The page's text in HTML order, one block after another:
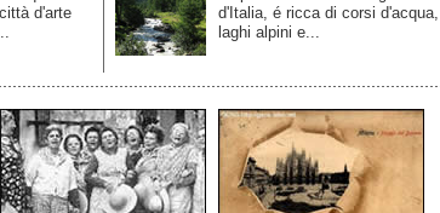
d'arte
d'Italia, é ricca di corsi d'acqua,
laghi alpini e...